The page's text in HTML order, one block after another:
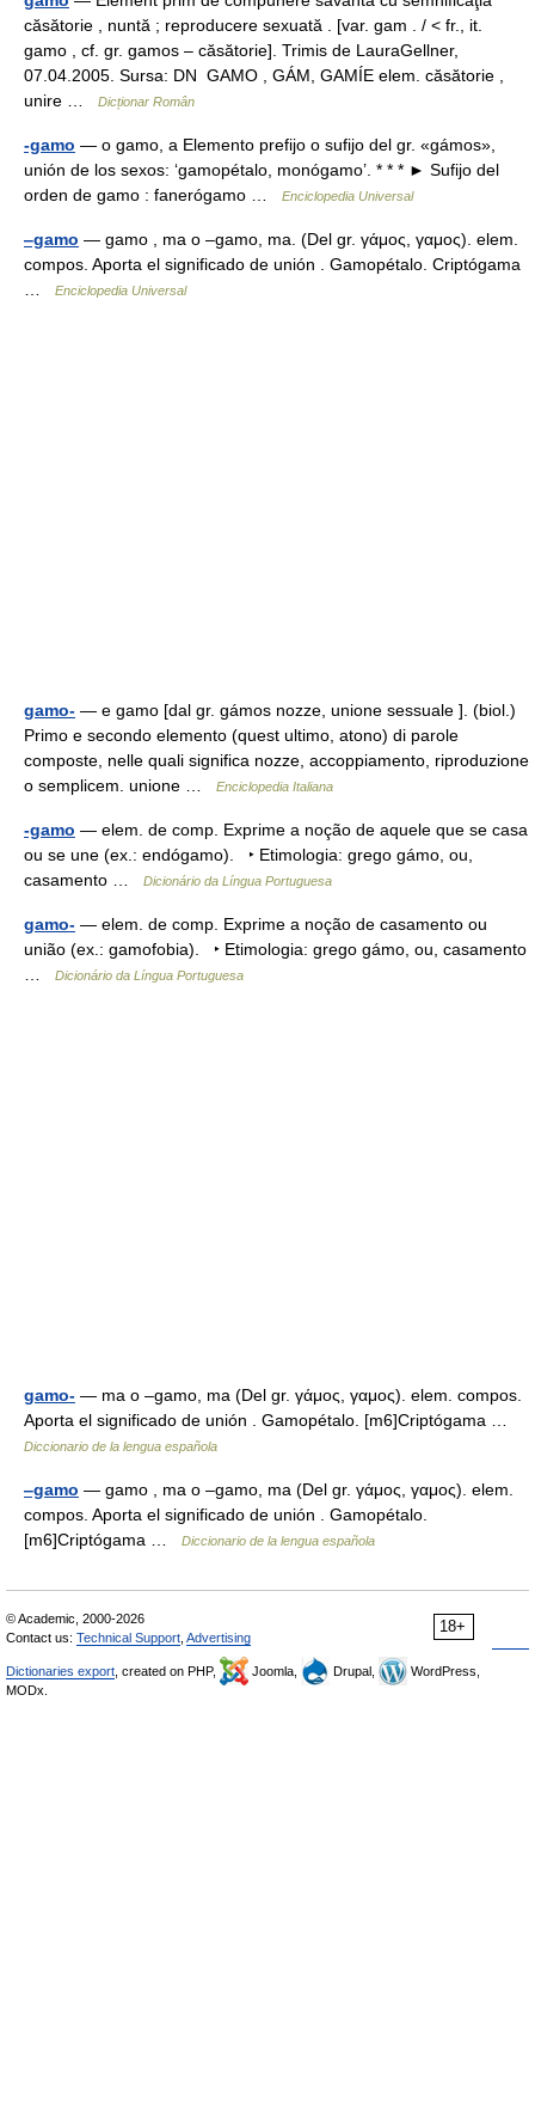
căsătorie , nuntă ; reproducere sexuată . [var. gam . / < fr., it.
gamo , cf. gr. gamos – căsătorie]. Trimis de LauraGellner,
07.04.2005. Sursa: DN GAMO , GÁM, GAMÍE elem. căsătorie ,
unire …
Dicționar Român
-gamo — o gamo, a Elemento prefijo o sufijo del gr. «gámos»,
unión de los sexos: ‘gamopétalo, monógamo’. * * * ► Sufijo del
orden de gamo : fanerógamo …
Enciclopedia Universal
‒gamo — gamo , ma o ‒gamo, ma. (Del gr. γάμος, γαμος). elem.
compos. Aporta el significado de unión . Gamopétalo. Criptógama
Enciclopedia Universal
gamo- — e gamo [dal gr. gámos nozze, unione sessuale ]. (biol.)
Primo e secondo elemento (quest ultimo, atono) di parole
composte, nelle quali significa nozze, accoppiamento, riproduzione
o semplicem. unione …
Enciclopedia Italiana
-gamo — elem. de comp. Exprime a noção de aquele que se casa
ou se une (ex.: endógamo). ‣ Etimologia: grego gámo, ou,
casamento …
Dicionário da Língua Portuguesa
gamo- — elem. de comp. Exprime a noção de casamento ou
união (ex.: gamofobia). ‣ Etimologia: grego gámo, ou, casamento
Dicionário da Língua Portuguesa
gamo- — ma o ‒gamo, ma (Del gr. γάμος, γαμος). elem. compos.
Aporta el significado de unión . Gamopétalo. [m6]Criptógama …
Diccionario de la lengua española
‒gamo — gamo , ma o ‒gamo, ma (Del gr. γάμος, γαμος). elem.
compos. Aporta el significado de unión . Gamopétalo.
[m6]Criptógama …
Diccionario de la lengua española
18+
© Academic, 2000-2026
Contact us: Technical Support Advertising
Dictionaries export , created on PHP, Joomla, Drupal,
WordPress,
MODx.